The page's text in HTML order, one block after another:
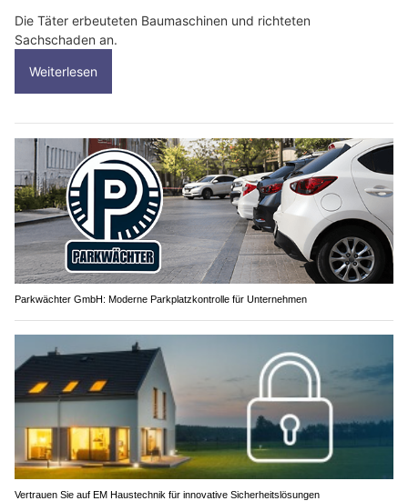
Die Täter erbeuteten Baumaschinen und richteten
Sachschaden an.
Weiterlesen
Parkwächter GmbH: Moderne Parkplatzkontrolle für Unternehmen
Vertrauen Sie auf EM Haustechnik für innovative Sicherheitslösungen